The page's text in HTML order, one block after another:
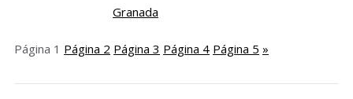
Granada
Página 1 Página 2 Página 3 Página 4 Página 5 »